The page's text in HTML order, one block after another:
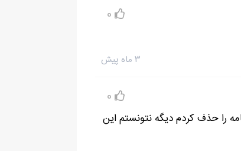
. زیر چشمی نگاهی بهش کردم , داشت
بودم که هر کس دیگه ای هم بود
بود, چنگال را به سمت دهانم بردم. بعد
0
۳ ماه پیش
0
را حذف کردم دیگه نتونستم این